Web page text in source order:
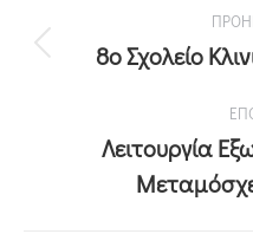
8ο Σχολείο
Λειτουργία